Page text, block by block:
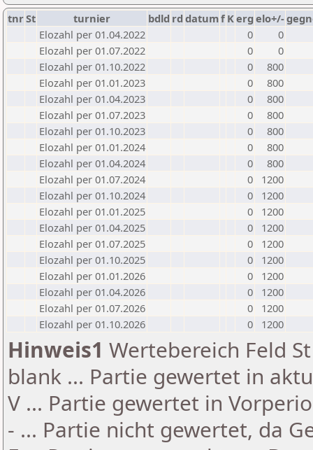
tnrSt turnier bdld rd datumf Kerg elo+/-
Elozahl per 01.04.2022
0
0
Elozahl per 01.07.2022
0
0
Elozahl per 01.10.2022
0
800
Elozahl per 01.01.2023
0
800
Elozahl per 01.04.2023
0
800
Elozahl per 01.07.2023
0
800
Elozahl per 01.10.2023
0
800
Elozahl per 01.01.2024
0
800
Elozahl per 01.04.2024
0
800
Elozahl per 01.07.2024
0
1200
Elozahl per 01.10.2024
0
1200
Elozahl per 01.01.2025
0
1200
Elozahl per 01.04.2025
0
1200
Elozahl per 01.07.2025
0
1200
Elozahl per 01.10.2025
0
1200
Elozahl per 01.01.2026
0
1200
Elozahl per 01.04.2026
0
1200
Elozahl per 01.07.2026
0
1200
Elozahl per 01.10.2026
0 1200
Hinweis1 Wertebereich Feld
blank ... Partie gewertet in
V ... Partie gewertet in
- ... Partie nicht gewertet, da